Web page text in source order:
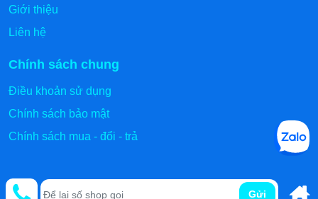
Giới thiệu
Liên hệ
Chính sách chung
Điều khoản sử dụng
Chính sách bảo mật
Chính sách mua - đổi - trả
Gửi